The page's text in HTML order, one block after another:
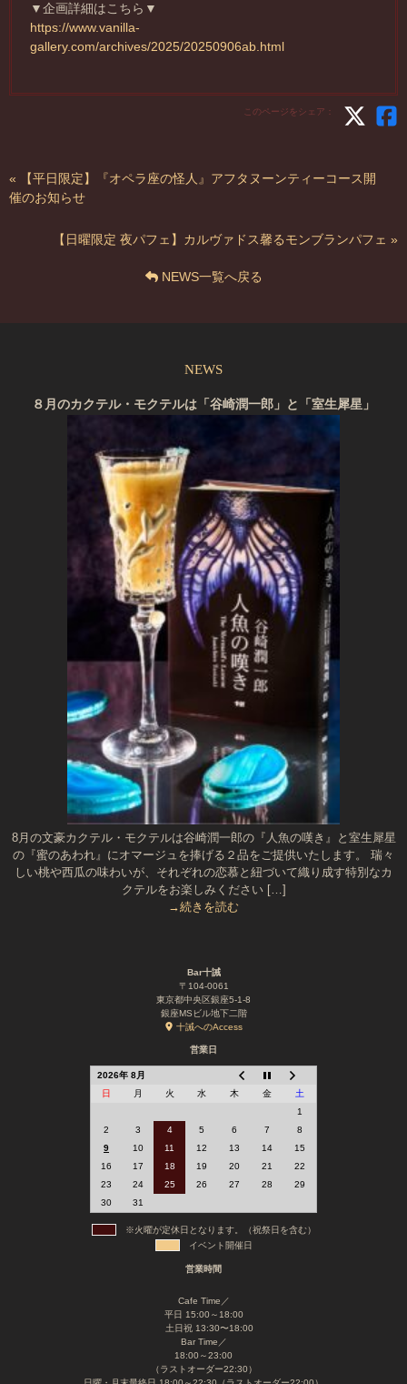
▼企画詳細はこちら▼
https://www.vanilla-
gallery.com/archives/2025/20250906ab.html
このページをシェア：
« 【平日限定】『オペラ座の怪人』アフタヌーンティーコース開
催のお知らせ
【日曜限定 夜パフェ】カルヴァドス馨るモンブランパフェ »
NEWS一覧へ戻る
NEWS
８月のカクテル・モクテルは「谷崎潤一郎」と「室生犀星」
8月の文豪カクテル・モクテルは谷崎潤一郎の『人魚の嘆き』と室生犀星
の『蜜のあわれ』にオマージュを捧げる２品をご提供いたします。 瑞々
しい桃や西瓜の味わいが、それぞれの恋慕と紐づいて織り成す特別なカ
クテルをお楽しみください […]
→続きを読む
Bar十誡
〒104-0061
東京都中央区銀座5-1-8
銀座MSビル地下二階
十誡へのAccess
営業日
2026年 8月
日
月 火 水 木 金
土
1
2
3 4 5 6 7
8
9
10 11 12 13 14
15
16
17 18 19 20 21
22
23
24 25 26 27 28
29
30
31
※火曜が定休日となります。（祝祭日を含む）
イベント開催日
営業時間
Cafe Time／
平日 15:00～18:00
土日祝 13:30〜18:00
Bar Time／
18:00～23:00
（ラストオーダー22:30）